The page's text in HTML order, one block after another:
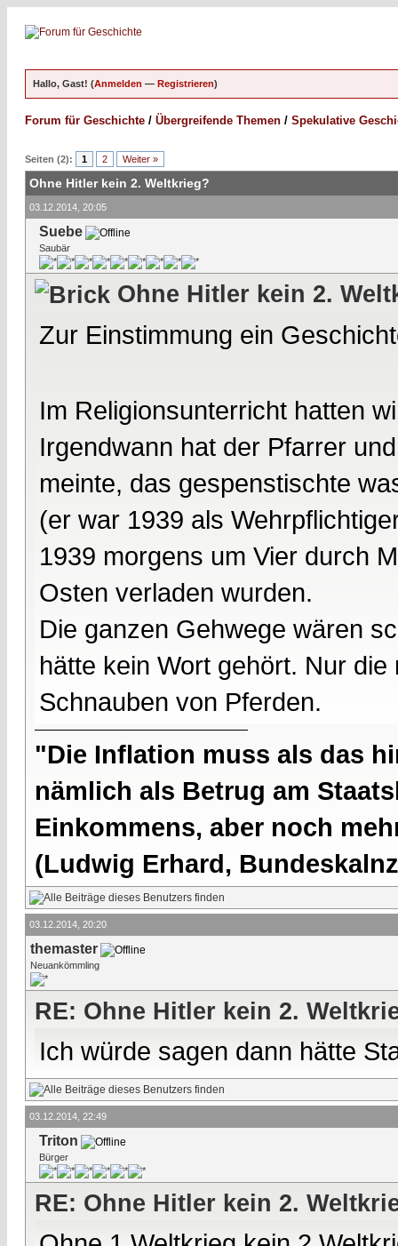
Hallo, Gast! (Anmelden — Registrieren)
Forum für Geschichte / Übergreifende Themen / Spekulative
Seiten (2): 1 2 Weiter »
Ohne Hitler kein 2. Weltkrieg?
03.12.2014, 20:05
Suebe
Saubär
Ohne Hitler kein 2.
Zur Einstimmung ein
Im Religionsunterricht hatten
Irgendwann hat der Pfarrer
meinte, das gespenstischte
(er war 1939 als
1939 morgens um Vier durch
Osten verladen wurden.
Die ganzen Gehwege wären
hätte kein Wort gehört. Nur
Schnauben von Pferden.
"Die Inflation muss als das
nämlich als Betrug am
Einkommens, aber noch
(Ludwig Erhard,
03.12.2014, 20:20
themaster
Neuankömmling
RE: Ohne Hitler kein 2.
Ich würde sagen dann hätte
03.12.2014, 22:49
Triton
Bürger
RE: Ohne Hitler kein 2.